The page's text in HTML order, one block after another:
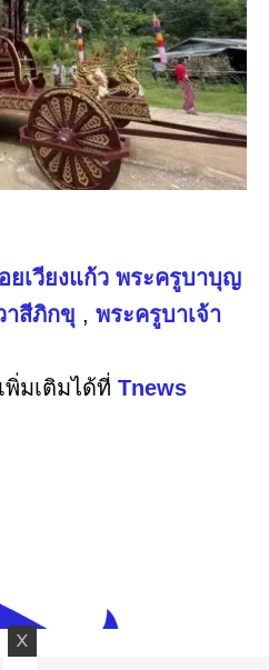
ยเวียงแก้ว พระครูบาบุญ
สีภิกขุ , พระครูบาเจ้า
มเติมได้ที่ Tnews